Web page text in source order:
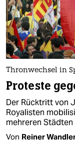
Thronwechsel in
Proteste
Der Rücktritt von
Royalisten
mehreren
Von Reiner